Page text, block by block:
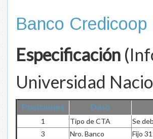
Banco Credicoop
Especificación
Universidad
Posiciones Dato
1 Tipo de CTA
Se
3
Nro. Banco
Fijo